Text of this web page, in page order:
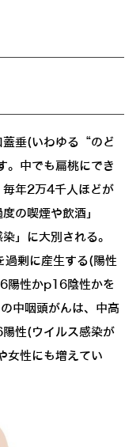
蓋垂(いわゆる“のど
。中でも扁桃にでき
毎年2万4千人ほどが
の喫煙や飲酒」
」に大別される。
剰に産生する(陽性
陽性かp16陰性かを
中咽頭がんは、中高
性(ウイルス感染が
女性にも増えてい